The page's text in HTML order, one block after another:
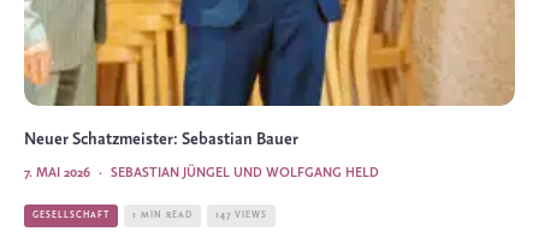
Neuer Schatzmeister: Sebastian Bauer
SEBASTIAN JÜNGEL UND WOLFGANG HELD
·
7. MAI 2026
GESELLSCHAFT 1 MIN READ 147 VIEWS